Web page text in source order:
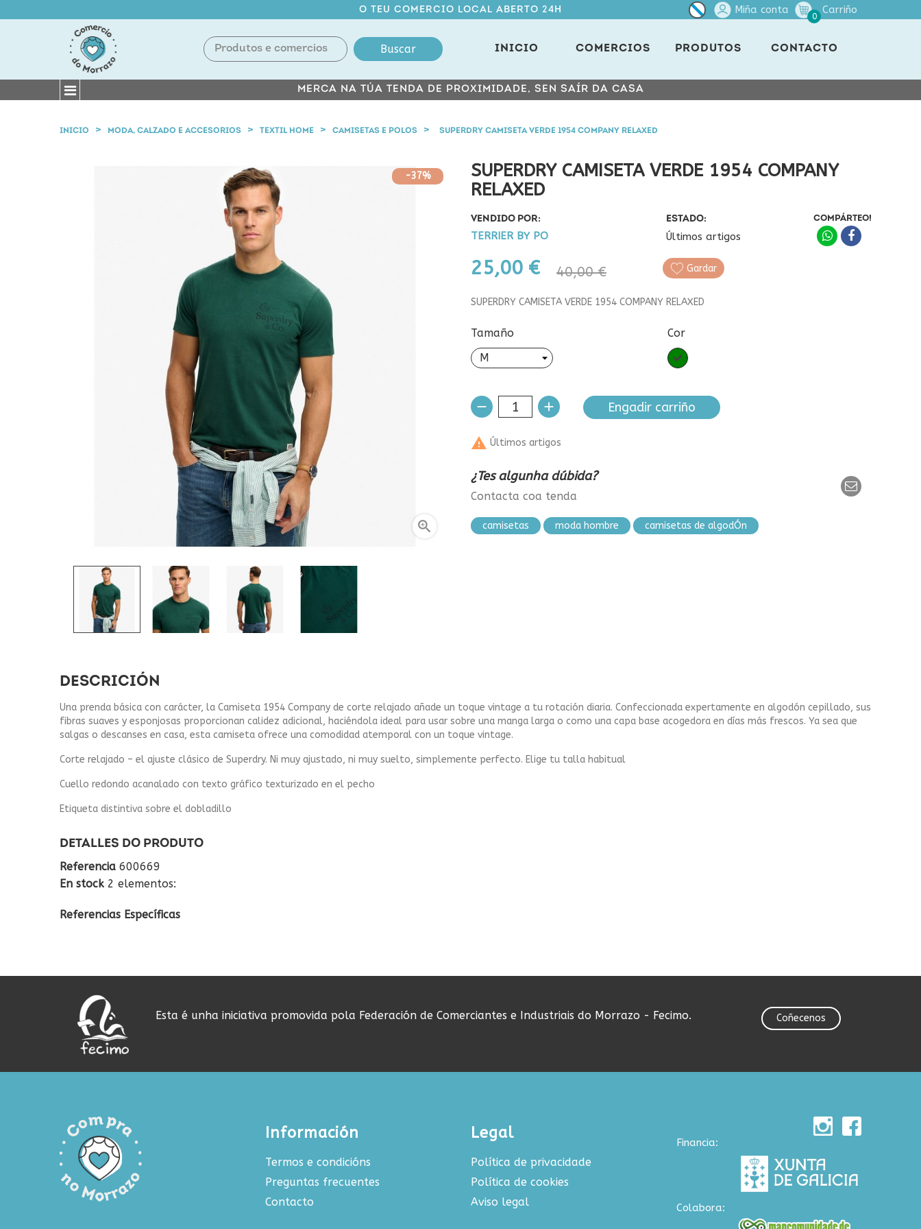
O TEU COMERCIO LOCAL ABERTO 24H Miña conta
0
Carriño
Buscar INICIO COMERCIOS PRODUTOS CONTACTO
MERCA NA TÚA TENDA DE PROXIMIDADE, SEN SAÍR DA CASA
INICIO MODA, CALZADO E ACCESORIOS TEXTIL HOME CAMISETAS E POLOS SUPERDRY CAMISETA VERDE 1954 COMPANY RELAXED
-37%

SUPERDRY CAMISETA VERDE 1954 COMPANY
RELAXED
VENDIDO POR:
TERRIER BY PO
ESTADO:
Últimos artigos
25,00 € 40,00 €
COMPÁRTEO!
Gardar
SUPERDRY CAMISETA VERDE 1954 COMPANY RELAXED
Tamaño Cor
Verde
Engadir carriño
 Últimos artigos
¿Tes algunha dúbida?
Contacta coa tenda
camisetas moda hombre camisetas de algodÓn
DESCRICIÓN
Una prenda básica con carácter, la Camiseta 1954 Company de corte relajado añade un toque vintage a tu rotación diaria. Confeccionada expertamente en algodón cepillado, sus
fibras suaves y esponjosas proporcionan calidez adicional, haciéndola ideal para usar sobre una manga larga o como una capa base acogedora en días más frescos. Ya sea que
salgas o descanses en casa, esta camiseta ofrece una comodidad atemporal con un toque vintage.
Corte relajado – el ajuste clásico de Superdry. Ni muy ajustado, ni muy suelto, simplemente perfecto. Elige tu talla habitual
Cuello redondo acanalado con texto gráfico texturizado en el pecho
Etiqueta distintiva sobre el dobladillo
DETALLES DO PRODUTO
Referencia 600669
En stock 2 elementos:
Referencias Específicas
Esta é unha iniciativa promovida pola Federación de Comerciantes e Industriais do Morrazo - Fecimo. Coñecenos
Información
Termos e condicións
Preguntas frecuentes
Contacto
Legal
Política de privacidade
Política de cookies
Aviso legal
Financia:
Colabora: